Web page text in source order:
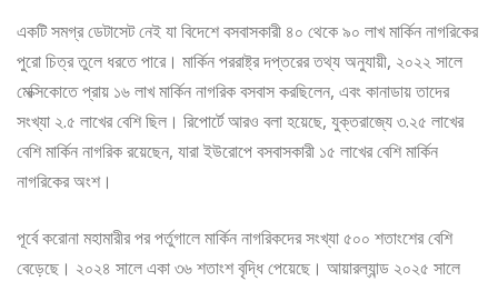
একটি সমগ্র ডেটাসেট নেই যা বিদেশে বসবাসকারী ৪০ থেকে ৯০ লাখ মার্কিন নাগরিকের
পুরো চিত্র তুলে ধরতে পারে। মার্কিন পররাষ্ট্র দপ্তরের তথ্য অনুযায়ী, ২০২২ সালে
মেক্সিকোতে প্রায় ১৬ লাখ মার্কিন নাগরিক বসবাস করছিলেন, এবং কানাডায় তাদের
সংখ্যা ২.৫ লাখের বেশি ছিল। রিপোর্টে আরও বলা হয়েছে, যুক্তরাজ্যে ৩.২৫ লাখের
বেশি মার্কিন নাগরিক রয়েছেন, যারা ইউরোপে বসবাসকারী ১৫ লাখের বেশি মার্কিন
নাগরিকের অংশ।
পূর্বে করোনা মহামারীর পর পর্তুগালে মার্কিন নাগরিকদের সংখ্যা ৫০০ শতাংশের বেশি
বেড়েছে। ২০২৪ সালে একা ৩৬ শতাংশ বৃদ্ধি পেয়েছে। আয়ারল্যান্ড ২০২৫ সালে